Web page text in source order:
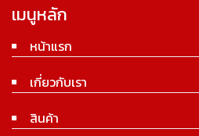
เมนูหลัก
หน้าแรก
เกี่ยวกับเรา
สินค้า